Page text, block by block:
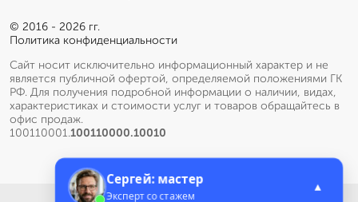
© 2016 - 2026 гг.
Политика конфиденциальности
Сайт носит исключительно информационный характер и не
является публичной офертой, определяемой положениями ГК
РФ. Для получения подробной информации о наличии, видах,
характеристиках и стоимости услуг и товаров обращайтесь в
офис продаж.
100110001.100110000.10010
Сергей: мастер
Эксперт со стажем
▲